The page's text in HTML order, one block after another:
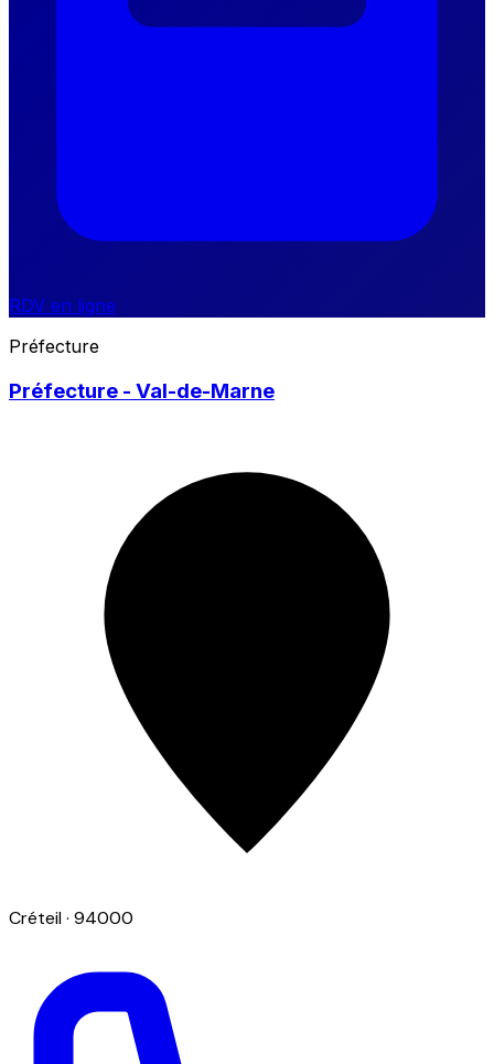
RDV en ligne
Préfecture
Préfecture - Val-de-Marne
Créteil· 94000